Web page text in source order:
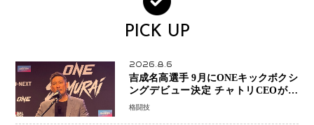
PICK UP
2026.8.6
吉成名高選手 9月にONEキックボクシ
ングデビュー決定 チャトリCEOがサ
プライズ発表 2カ月連続参戦へ
格闘技